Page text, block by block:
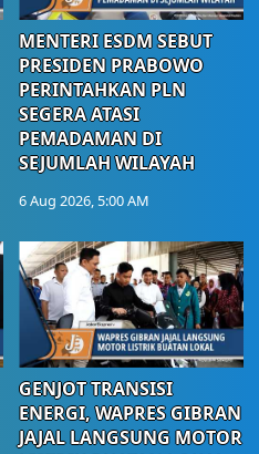
MENTERI ESDM SEBUT
PRESIDEN PRABOWO
PERINTAHKAN PLN
SEGERA ATASI
PEMADAMAN DI
SEJUMLAH WILAYAH
6 Aug 2026, 5:00 AM
GENJOT TRANSISI
ENERGI, WAPRES GIBRAN
JAJAL LANGSUNG MOTOR